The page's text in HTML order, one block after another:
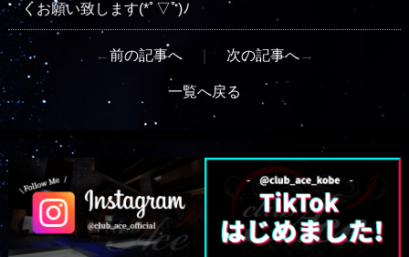
くお願い致します(*ﾟ▽ﾟ)ﾉ
←前の記事へ 次の記事へ→
一覧へ戻る